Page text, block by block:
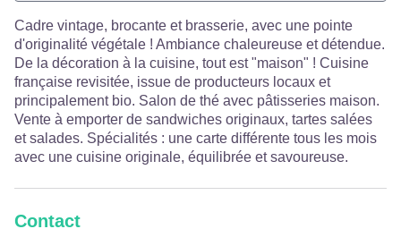
Cadre vintage, brocante et brasserie, avec une pointe
d'originalité végétale ! Ambiance chaleureuse et détendue.
De la décoration à la cuisine, tout est "maison" ! Cuisine
française revisitée, issue de producteurs locaux et
principalement bio. Salon de thé avec pâtisseries maison.
Vente à emporter de sandwiches originaux, tartes salées
et salades. Spécialités : une carte différente tous les mois
avec une cuisine originale, équilibrée et savoureuse.
Contact